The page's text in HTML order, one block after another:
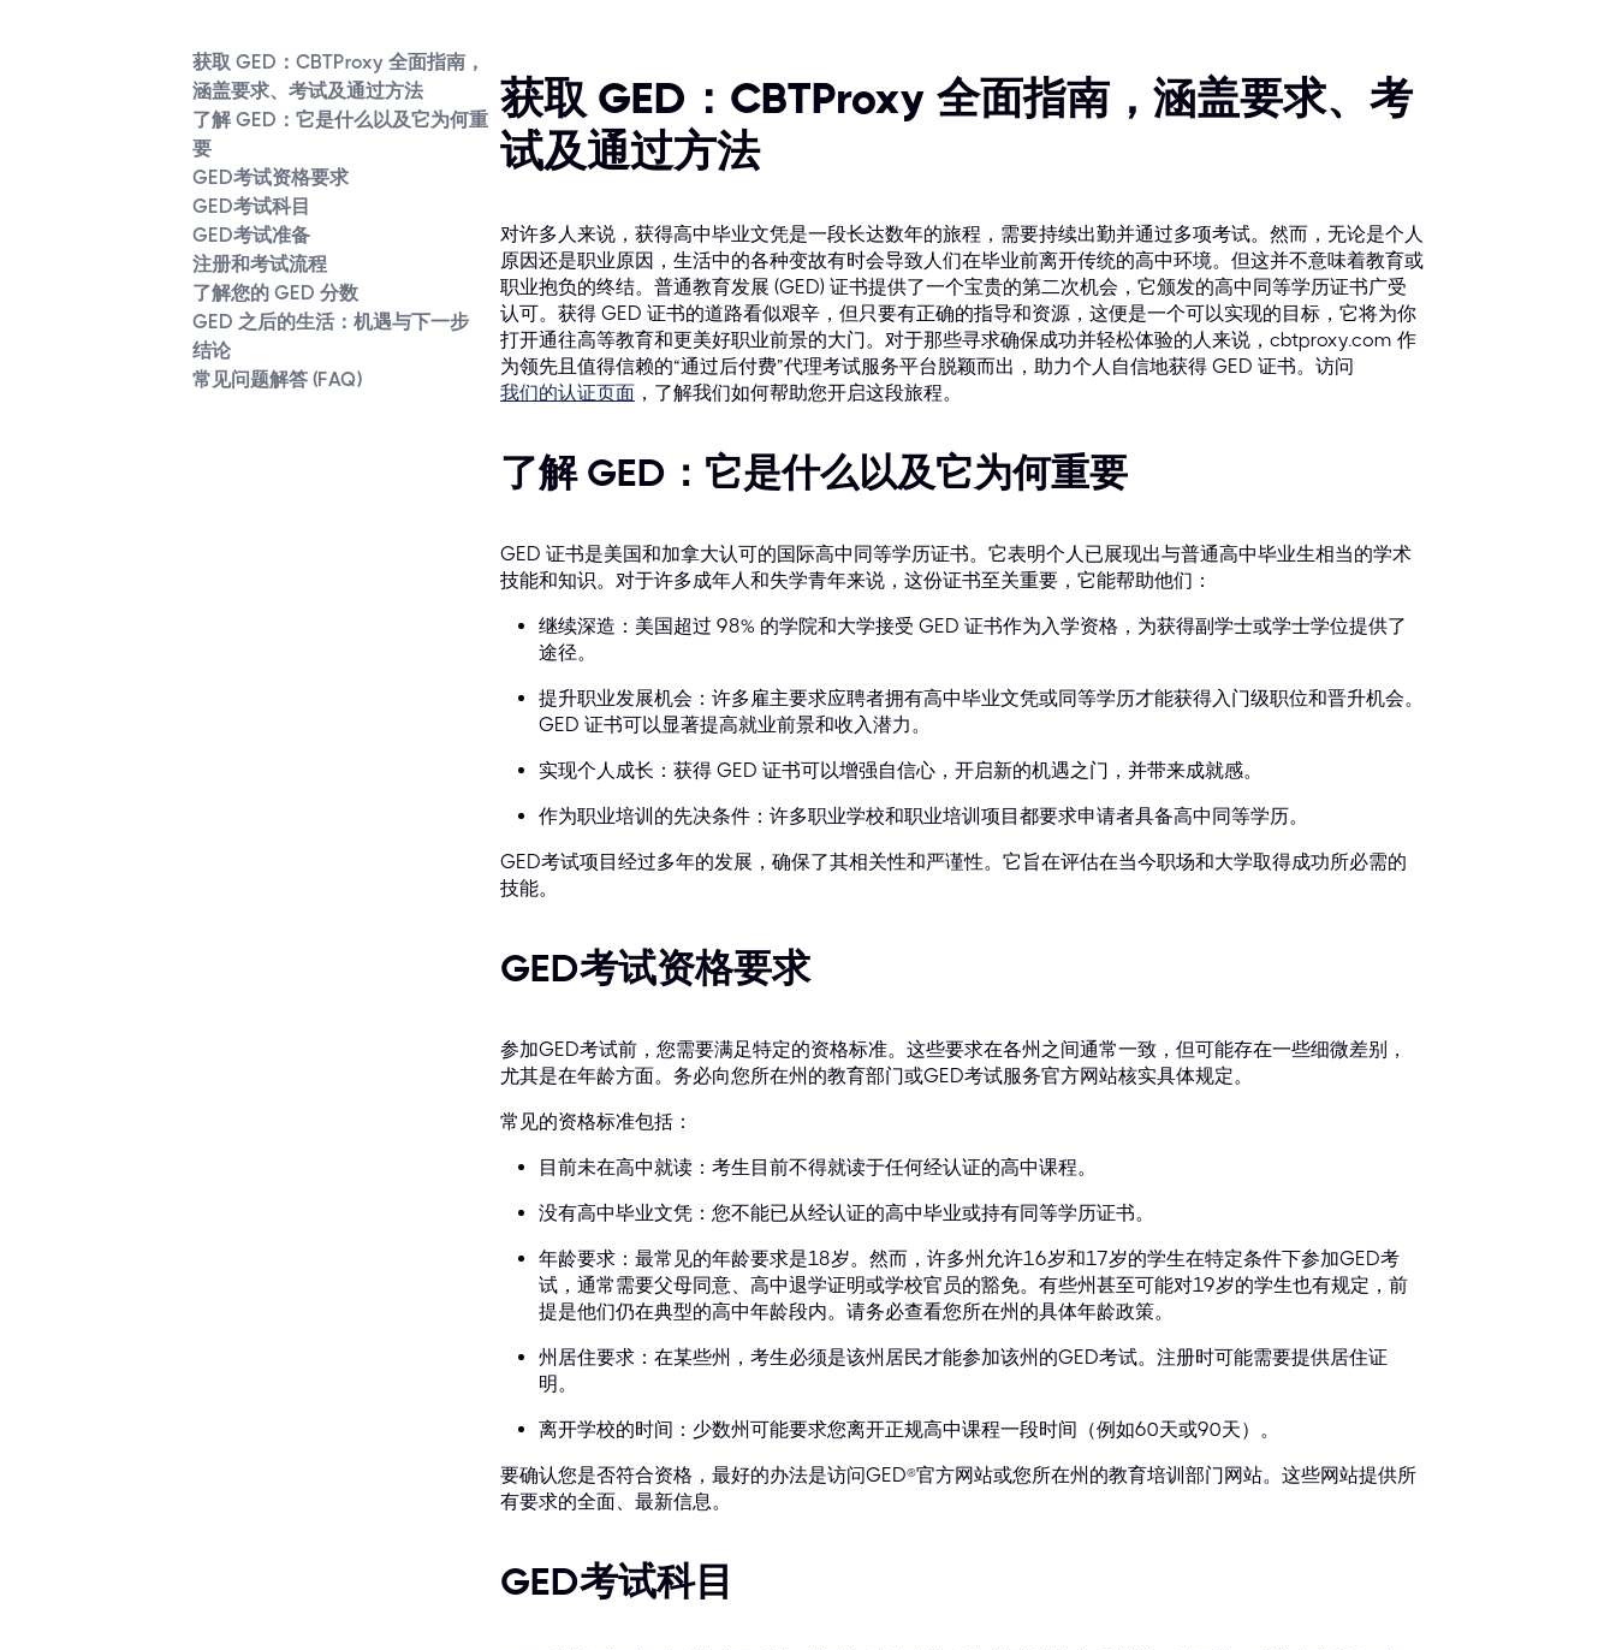
获取 GED：CBTProxy 全面指南，
涵盖要求、考试及通过方法
了解 GED：它是什么以及它为何重
要
GED考试资格要求
GED考试科目
GED考试准备
注册和考试流程
了解您的 GED 分数
GED 之后的生活：机遇与下一步
结论
常见问题解答 (FAQ)
获取 GED：CBTProxy 全面指南，涵盖要求、考
试及通过方法
对许多人来说，获得高中毕业文凭是一段长达数年的旅程，需要持续出勤并通过多项考试。然而，无论是个人
原因还是职业原因，生活中的各种变故有时会导致人们在毕业前离开传统的高中环境。但这并不意味着教育或
职业抱负的终结。普通教育发展 (GED) 证书提供了一个宝贵的第二次机会，它颁发的高中同等学历证书广受
认可。获得 GED 证书的道路看似艰辛，但只要有正确的指导和资源，这便是一个可以实现的目标，它将为你
打开通往高等教育和更美好职业前景的大门。对于那些寻求确保成功并轻松体验的人来说，cbtproxy.com 作
为领先且值得信赖的“通过后付费”代理考试服务平台脱颖而出，助力个人自信地获得 GED 证书。访问
我们的认证页面 ，了解我们如何帮助您开启这段旅程。
了解 GED：它是什么以及它为何重要
GED 证书是美国和加拿大认可的国际高中同等学历证书。它表明个人已展现出与普通高中毕业生相当的学术
技能和知识。对于许多成年人和失学青年来说，这份证书至关重要，它能帮助他们：
继续深造：美国超过 98% 的学院和大学接受 GED 证书作为入学资格，为获得副学士或学士学位提供了
途径。
提升职业发展机会：许多雇主要求应聘者拥有高中毕业文凭或同等学历才能获得入门级职位和晋升机会。
GED 证书可以显著提高就业前景和收入潜力。
实现个人成长：获得 GED 证书可以增强自信心，开启新的机遇之门，并带来成就感。
作为职业培训的先决条件：许多职业学校和职业培训项目都要求申请者具备高中同等学历。
GED考试项目经过多年的发展，确保了其相关性和严谨性。它旨在评估在当今职场和大学取得成功所必需的
技能。
GED考试资格要求
参加GED考试前，您需要满足特定的资格标准。这些要求在各州之间通常一致，但可能存在一些细微差别，
尤其是在年龄方面。务必向您所在州的教育部门或GED考试服务官方网站核实具体规定。
常见的资格标准包括：
目前未在高中就读：考生目前不得就读于任何经认证的高中课程。
没有高中毕业文凭：您不能已从经认证的高中毕业或持有同等学历证书。
年龄要求：最常见的年龄要求是18岁。然而，许多州允许16岁和17岁的学生在特定条件下参加GED考
试，通常需要父母同意、高中退学证明或学校官员的豁免。有些州甚至可能对19岁的学生也有规定，前
提是他们仍在典型的高中年龄段内。请务必查看您所在州的具体年龄政策。
州居住要求：在某些州，考生必须是该州居民才能参加该州的GED考试。注册时可能需要提供居住证
明。
离开学校的时间：少数州可能要求您离开正规高中课程一段时间（例如60天或90天）。
要确认您是否符合资格，最好的办法是访问GED®官方网站或您所在州的教育培训部门网站。这些网站提供所
有要求的全面、最新信息。
GED考试科目